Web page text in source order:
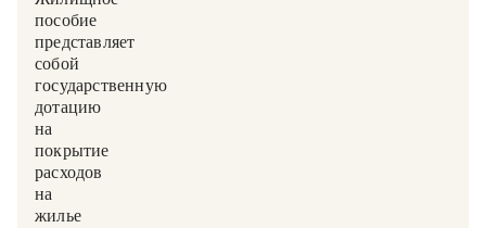
пособие
представляет
собой
государственную
дотацию
на
покрытие
расходов
на
жилье